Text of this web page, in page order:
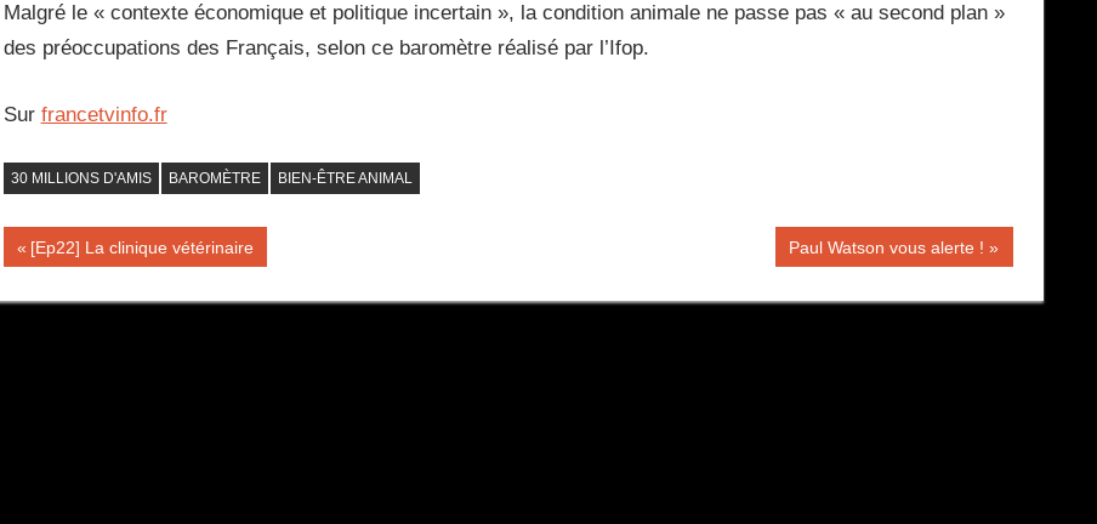
Malgré le « contexte économique et politique incertain », la condition animale ne passe pas « au second plan »
des préoccupations des Français, selon ce baromètre réalisé par l’Ifop.
Sur francetvinfo.fr
30 MILLIONS D'AMIS BAROMÈTRE BIEN-ÊTRE ANIMAL
Navigation
de
Publication
[Ep22] La clinique vétérinaire
Publication
Paul Watson vous alerte !